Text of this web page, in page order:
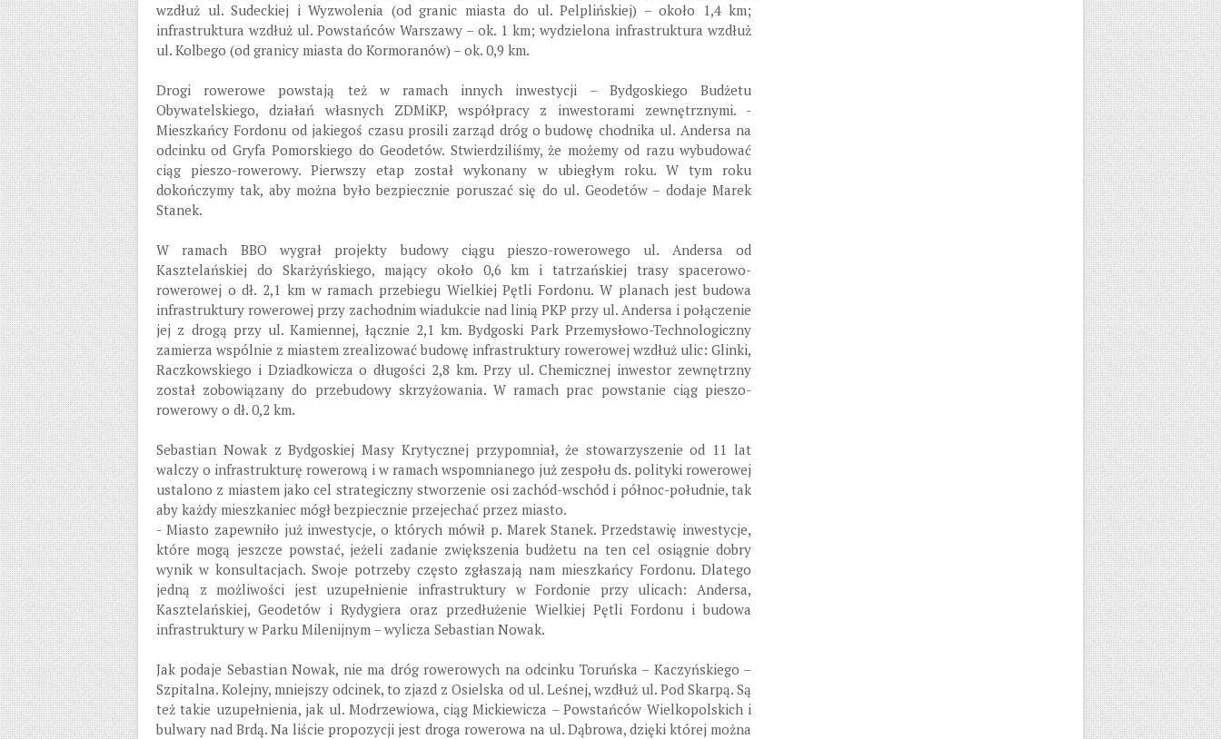
wzdłuż ul. Sudeckiej i Wyzwolenia (od granic miasta do ul. Pelplińskiej) – około 1,4 km;
infrastruktura wzdłuż ul. Powstańców Warszawy – ok. 1 km; wydzielona infrastruktura wzdłuż
ul. Kolbego (od granicy miasta do Kormoranów) – ok. 0,9 km.
Drogi rowerowe powstają też w ramach innych inwestycji – Bydgoskiego Budżetu
Obywatelskiego, działań własnych ZDMiKP, współpracy z inwestorami zewnętrznymi. -
Mieszkańcy Fordonu od jakiegoś czasu prosili zarząd dróg o budowę chodnika ul. Andersa na
odcinku od Gryfa Pomorskiego do Geodetów. Stwierdziliśmy, że możemy od razu wybudować
ciąg pieszo-rowerowy. Pierwszy etap został wykonany w ubiegłym roku. W tym roku
dokończymy tak, aby można było bezpiecznie poruszać się do ul. Geodetów – dodaje Marek
Stanek.
W ramach BBO wygrał projekty budowy ciągu pieszo-rowerowego ul. Andersa od
Kasztelańskiej do Skarżyńskiego, mający około 0,6 km i tatrzańskiej trasy spacerowo-
rowerowej o dł. 2,1 km w ramach przebiegu Wielkiej Pętli Fordonu. W planach jest budowa
infrastruktury rowerowej przy zachodnim wiadukcie nad linią PKP przy ul. Andersa i połączenie
jej z drogą przy ul. Kamiennej, łącznie 2,1 km. Bydgoski Park Przemysłowo-Technologiczny
zamierza wspólnie z miastem zrealizować budowę infrastruktury rowerowej wzdłuż ulic: Glinki,
Raczkowskiego i Dziadkowicza o długości 2,8 km. Przy ul. Chemicznej inwestor zewnętrzny
został zobowiązany do przebudowy skrzyżowania. W ramach prac powstanie ciąg pieszo-
rowerowy o dł. 0,2 km.
Sebastian Nowak z Bydgoskiej Masy Krytycznej przypomniał, że stowarzyszenie od 11 lat
walczy o infrastrukturę rowerową i w ramach wspomnianego już zespołu ds. polityki rowerowej
ustalono z miastem jako cel strategiczny stworzenie osi zachód-wschód i północ-południe, tak
aby każdy mieszkaniec mógł bezpiecznie przejechać przez miasto.
- Miasto zapewniło już inwestycje, o których mówił p. Marek Stanek. Przedstawię inwestycje,
które mogą jeszcze powstać, jeżeli zadanie zwiększenia budżetu na ten cel osiągnie dobry
wynik w konsultacjach. Swoje potrzeby często zgłaszają nam mieszkańcy Fordonu. Dlatego
jedną z możliwości jest uzupełnienie infrastruktury w Fordonie przy ulicach: Andersa,
Kasztelańskiej, Geodetów i Rydygiera oraz przedłużenie Wielkiej Pętli Fordonu i budowa
infrastruktury w Parku Milenijnym – wylicza Sebastian Nowak.
Jak podaje Sebastian Nowak, nie ma dróg rowerowych na odcinku Toruńska – Kaczyńskiego –
Szpitalna. Kolejny, mniejszy odcinek, to zjazd z Osielska od ul. Leśnej, wzdłuż ul. Pod Skarpą. Są
też takie uzupełnienia, jak ul. Modrzewiowa, ciąg Mickiewicza – Powstańców Wielkopolskich i
bulwary nad Brdą. Na liście propozycji jest droga rowerowa na ul. Dąbrowa, dzięki której można